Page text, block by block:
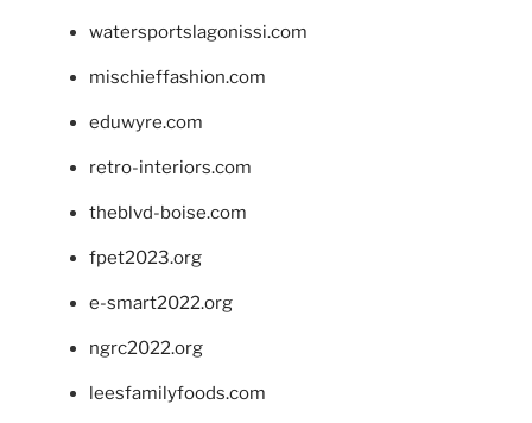
watersportslagonissi.com
mischieffashion.com
eduwyre.com
retro-interiors.com
theblvd-boise.com
fpet2023.org
e-smart2022.org
ngrc2022.org
leesfamilyfoods.com